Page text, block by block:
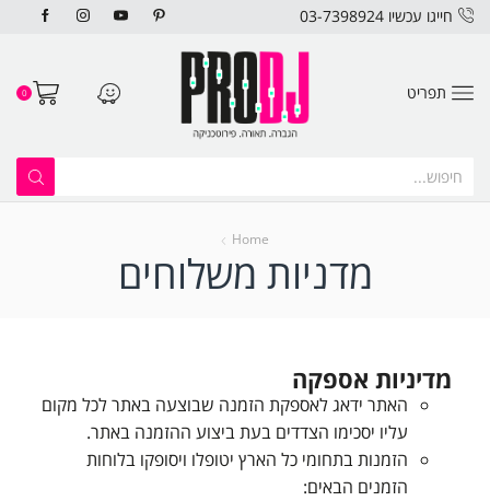
חייגו עכשיו 03-7398924
תפריט 0
Home
מדניות משלוחים
מדיניות אספקה
האתר ידאג לאספקת הזמנה שבוצעה באתר לכל מקום
עליו יסכימו הצדדים בעת ביצוע ההזמנה באתר.
הזמנות בתחומי כל הארץ יטופלו ויסופקו בלוחות
הזמנים הבאים: